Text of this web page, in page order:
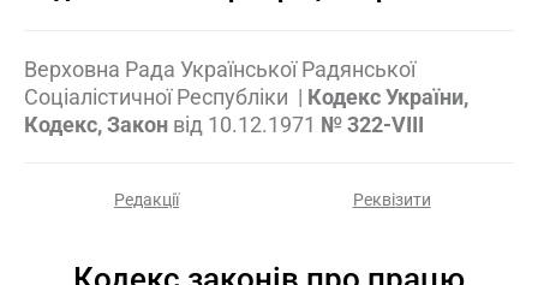
Верховна Рада Української Радянської
Соціалістичної Республіки | Кодекс України,
Кодекс, Закон від 10.12.1971 № 322-VIII
Редакції Реквізити